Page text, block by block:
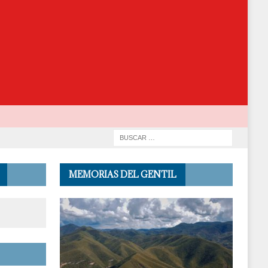
MEMORIAS DEL GENTIL